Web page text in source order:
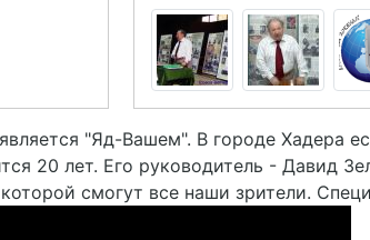
"Яд-Вашем". В городе Хадера
20 лет. Его руководитель - Давид
смогут все наши зрители.